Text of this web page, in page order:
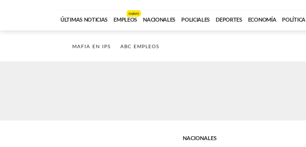
ÚLTIMAS NOTICIAS EMPLEOS
NUEVO
NACIONALES POLICIALES DEPORTES ECONOMÍA POLÍTICA
MAFIA EN IPS ABC EMPLEOS
NACIONALES